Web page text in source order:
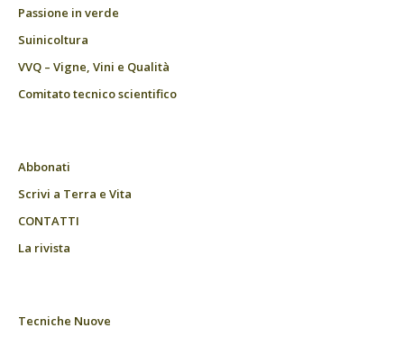
Passione in verde
Suinicoltura
VVQ – Vigne, Vini e Qualità
Comitato tecnico scientifico
Abbonati
Scrivi a Terra e Vita
CONTATTI
La rivista
Tecniche Nuove